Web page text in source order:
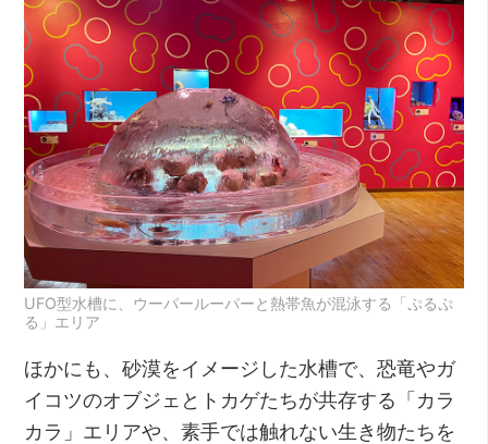
UFO型水槽に、ウーパールーパーと熱帯魚が混泳する「ぷるぷ
る」エリア
ほかにも、砂漠をイメージした水槽で、恐竜やガ
イコツのオブジェとトカゲたちが共存する「カラ
カラ」エリアや、素手では触れない生き物たちを